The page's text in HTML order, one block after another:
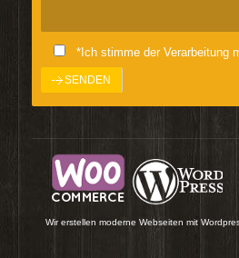
*Ich stimme der Verarbeitung
Wir erstellen moderne Webseiten mit